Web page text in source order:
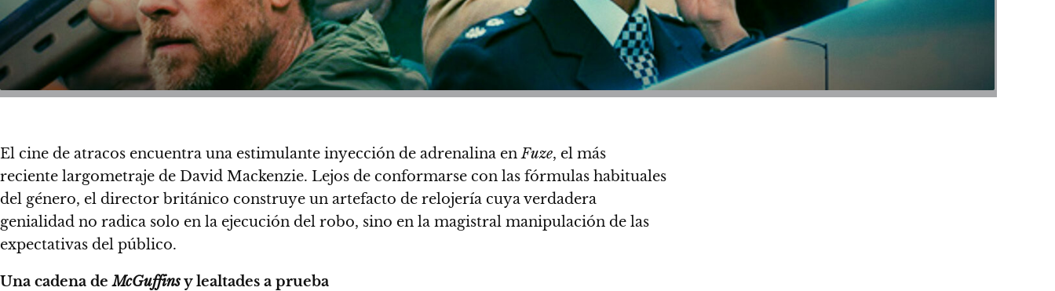
El cine de atracos encuentra una estimulante inyección de adrenalina enFuze, el más
reciente largometraje de David Mackenzie. Lejos de conformarse con las fórmulas habituales
del género, el director británico construye un artefacto de relojería cuya verdadera
genialidad no radica solo en la ejecución del robo, sino en la magistral manipulación de las
expectativas del público.
Una cadena deMcGuffinsy lealtades a prueba